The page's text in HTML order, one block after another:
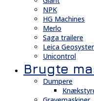
NPK
HG Machines
Merlo
Saga trailere
Leica
Unicontrol
Brugte
Dumpere